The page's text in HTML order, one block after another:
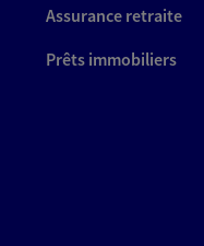
Assurance retraite
Prêts immobiliers